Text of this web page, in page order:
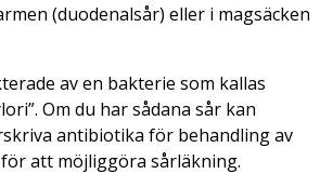
(duodenalsår) eller i magsäcken
av en bakterie som kallas
Om du har sådana sår kan
antibiotika för behandling av
att möjliggöra sårläkning.